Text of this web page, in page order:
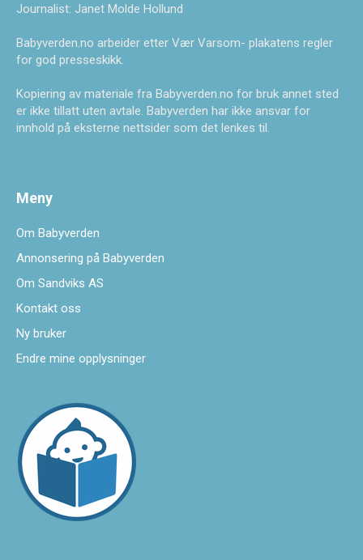
Journalist: Janet Molde Hollund
Babyverden.no arbeider etter Vær Varsom- plakatens regler
for god presseskikk.
Kopiering av materiale fra Babyverden.no for bruk annet sted
er ikke tillatt uten avtale. Babyverden har ikke ansvar for
innhold på eksterne nettsider som det lenkes til.
Meny
Om Babyverden
Annonsering på Babyverden
Om Sandviks AS
Kontakt oss
Ny bruker
Endre mine opplysninger